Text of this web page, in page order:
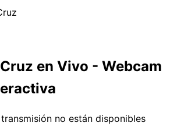
en Vivo - Webcam
no están disponibles